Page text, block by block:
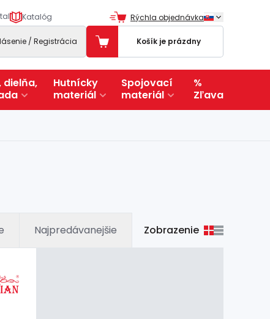
Katalóg Rýchla objednávka
/ Registrácia Košík je prázdny
dielňa,
Hutnícky
materiál
Spojovací
materiál
%
Zľava
Najpredávanejšie Zobrazenie